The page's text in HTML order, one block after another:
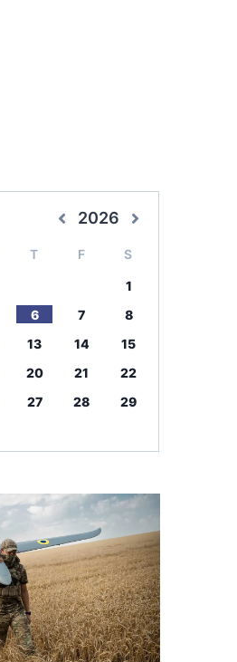
2026
T F S
1
6 7
8
13 14
15
20 21
22
27 28
29